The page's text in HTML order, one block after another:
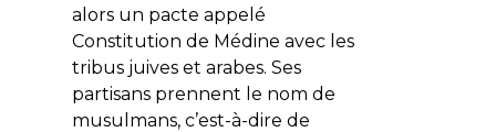
alors un pacte appelé
Constitution de Médine avec les
tribus juives et arabes. Ses
partisans prennent le nom de
musulmans, c’est-à-dire de